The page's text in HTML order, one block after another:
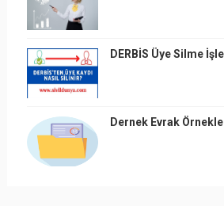
DERBİS Üye Silme
Dernek Evrak